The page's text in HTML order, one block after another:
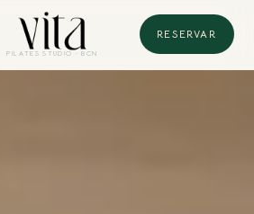
PILATES STUDIO · BCN
RESERVAR